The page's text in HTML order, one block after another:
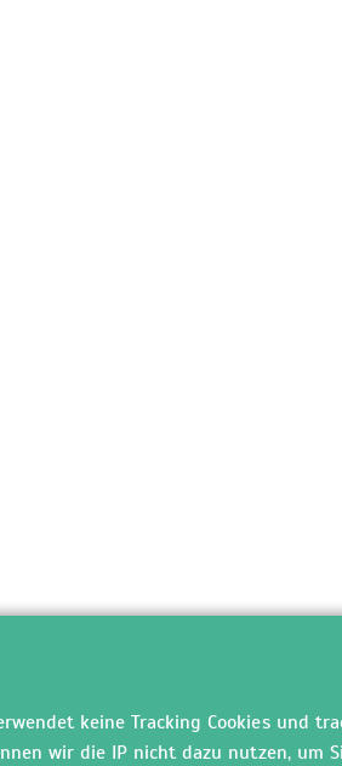
keine Tracking Cookies und
wir die IP nicht dazu nutzen, um